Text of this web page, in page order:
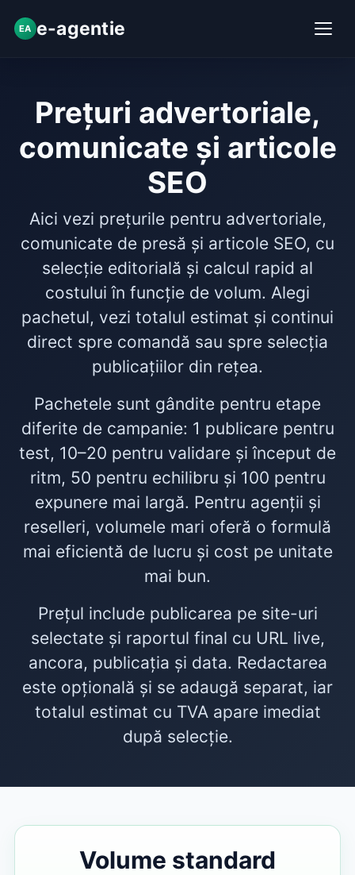
EA e-agentie
Prețuri advertoriale,
comunicate și articole
SEO
Aici vezi prețurile pentru advertoriale,
comunicate de presă și articole SEO, cu
selecție editorială și calcul rapid al
costului în funcție de volum. Alegi
pachetul, vezi totalul estimat și continui
direct spre comandă sau spre selecția
publicațiilor din rețea.
Pachetele sunt gândite pentru etape
diferite de campanie: 1 publicare pentru
test, 10–20 pentru validare și început de
ritm, 50 pentru echilibru și 100 pentru
expunere mai largă. Pentru agenții și
reselleri, volumele mari oferă o formulă
mai eficientă de lucru și cost pe unitate
mai bun.
Prețul include publicarea pe site-uri
selectate și raportul final cu URL live,
ancora, publicația și data. Redactarea
este opțională și se adaugă separat, iar
totalul estimat cu TVA apare imediat
după selecție.
Volume standard